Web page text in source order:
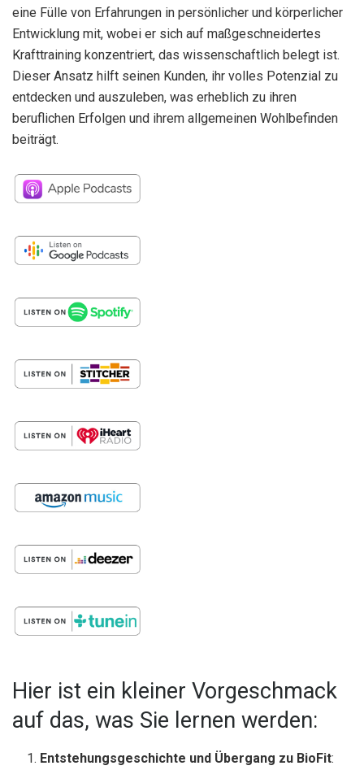
eine Fülle von Erfahrungen in persönlicher und körperlicher
Entwicklung mit, wobei er sich auf maßgeschneidertes
Krafttraining konzentriert, das wissenschaftlich belegt ist.
Dieser Ansatz hilft seinen Kunden, ihr volles Potenzial zu
entdecken und auszuleben, was erheblich zu ihren
beruflichen Erfolgen und ihrem allgemeinen Wohlbefinden
beiträgt.
Hier ist ein kleiner Vorgeschmack
auf das, was Sie lernen werden:
Entstehungsgeschichte und Übergang zu BioFit: